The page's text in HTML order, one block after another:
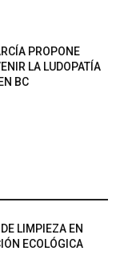
PROPONE
LA LUDOPATÍA
BC
LIMPIEZA EN
ECOLÓGICA